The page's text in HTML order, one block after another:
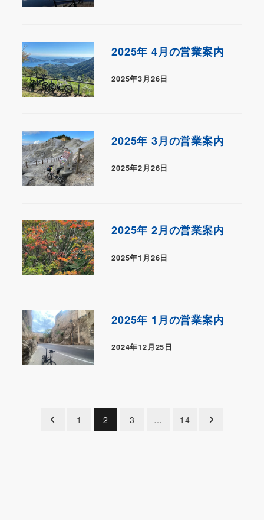
2025年 4月の営業案内
2025年3月26日
2025年 3月の営業案内
2025年2月26日
2025年 2月の営業案内
2025年1月26日
2025年 1月の営業案内
2024年12月25日
1 2 3 … 14